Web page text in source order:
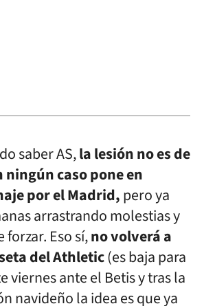
saber AS,la lesión no es de
ningún caso pone en
por el Madrid,pero ya
arrastrando molestias y
forzar. Eso sí,no volverá a
del Athletic(es baja para
viernes ante el Betis y tras la
navideño la idea es que ya